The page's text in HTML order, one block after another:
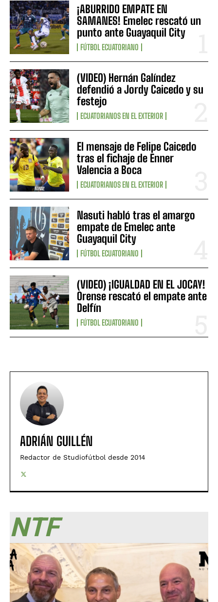
¡ABURRIDO EMPATE EN
SAMANES! Emelec rescató un
punto ante Guayaquil City
FÚTBOL ECUATORIANO
(VIDEO) Hernán Galíndez
defendió a Jordy Caicedo y su
festejo
ECUATORIANOS EN EL EXTERIOR
El mensaje de Felipe Caicedo
tras el fichaje de Enner
Valencia a Boca
ECUATORIANOS EN EL EXTERIOR
Nasuti habló tras el amargo
empate de Emelec ante
Guayaquil City
FÚTBOL ECUATORIANO
(VIDEO) ¡IGUALDAD EN EL JOCAY!
Orense rescató el empate ante
Delfín
FÚTBOL ECUATORIANO
ADRIÁN GUILLÉN
Redactor de Studiofútbol desde 2014
NTF